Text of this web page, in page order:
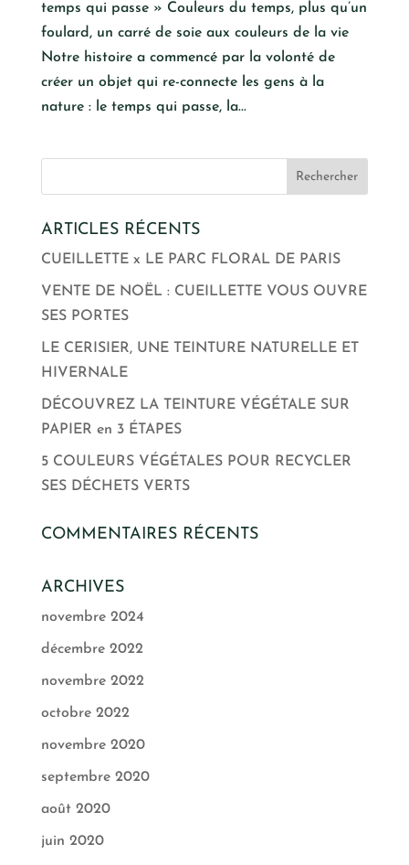
temps qui passe » Couleurs du temps, plus qu’un
foulard, un carré de soie aux couleurs de la vie
Notre histoire a commencé par la volonté de
créer un objet qui re-connecte les gens à la
nature : le temps qui passe, la...
ARTICLES RÉCENTS
CUEILLETTE x LE PARC FLORAL DE PARIS
VENTE DE NOËL : CUEILLETTE VOUS OUVRE
SES PORTES
LE CERISIER, UNE TEINTURE NATURELLE ET
HIVERNALE
DÉCOUVREZ LA TEINTURE VÉGÉTALE SUR
PAPIER en 3 ÉTAPES
5 COULEURS VÉGÉTALES POUR RECYCLER
SES DÉCHETS VERTS
COMMENTAIRES RÉCENTS
ARCHIVES
novembre 2024
décembre 2022
novembre 2022
octobre 2022
novembre 2020
septembre 2020
août 2020
juin 2020